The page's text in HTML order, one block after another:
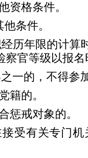
资格条件。
条件。
历年限的计算
察官等级以报
之一的，不得参
籍的。
惩戒对象的。
受有关专门